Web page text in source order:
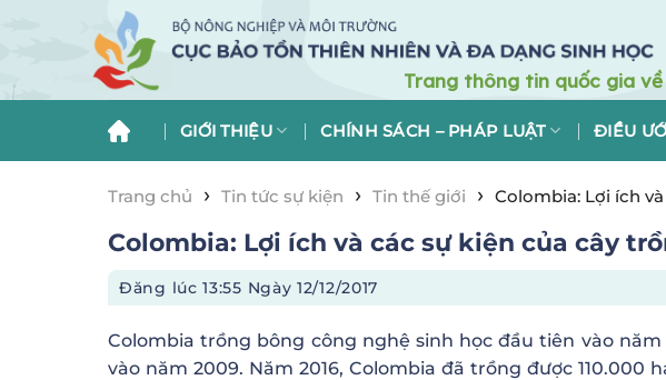
GIỚI THIỆU CHÍNH SÁCH – PHÁP LUẬT ĐIỀU
Trang chủ › Tin tức sự kiện › Tin thế giới › Colombia: Lợi ích
Colombia: Lợi ích và các sự kiện của cây
Đăng lúc13:55 Ngày 12/12/2017
Colombia trồng bông công nghệ sinh học đầu tiên vào
vào năm 2009. Năm 2016, Colombia đã trồng được 110.000